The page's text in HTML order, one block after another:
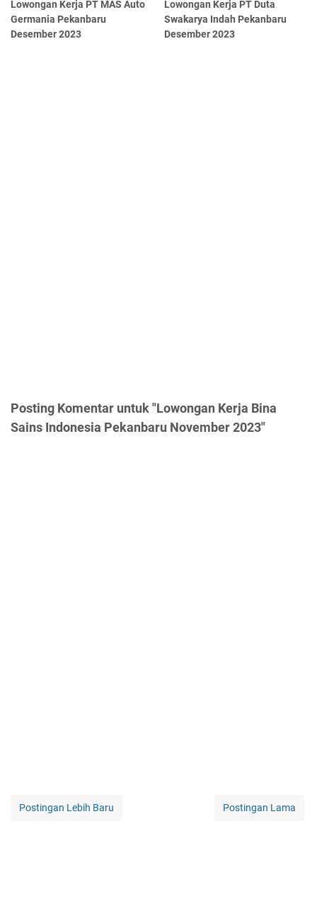
Lowongan Kerja PT MAS Auto
Germania Pekanbaru
Desember 2023
Lowongan Kerja PT Duta
Swakarya Indah Pekanbaru
Desember 2023
Posting Komentar untuk "Lowongan Kerja Bina
Sains Indonesia Pekanbaru November 2023"
Postingan Lebih Baru Postingan Lama